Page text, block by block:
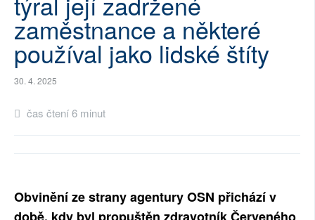
SOCIÁLNÍ SÍTĚ
RUBRIKY
PLNÁ VERZE STRÁNEK
zaměstnance a některé
používal jako lidské štíty
30. 4. 2025
čas čtení 6 minut
Obvinění ze strany agentury OSN přichází v